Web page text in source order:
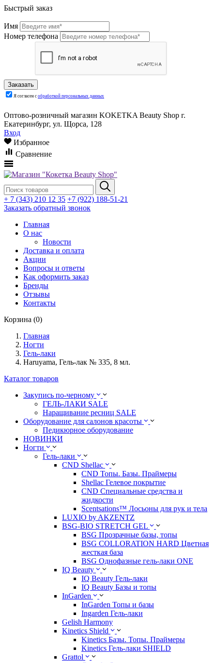
Быстрый заказ
Имя
Номер телефона
Я согласен с обработкой персональных данных
Оптово-розничный магазин KOKETKA Beauty Shop г.
Екатеринбург, ул. Щорса, 128
Вход
Избранное
Сравнение
+ 7 (343) 210 12 35 +7 (922) 188-51-21
Заказать обратный звонок
Главная
О нас
Новости
Доставка и оплата
Акции
Вопросы и ответы
Как оформить заказ
Бренды
Отзывы
Контакты
Корзина (0)
Главная
Ногти
Гель-лаки
Haruyama, Гель-лак № 335, 8 мл.
Каталог товаров
Закупись по-черному
ГЕЛЬ-ЛАКИ SALE
Наращивание ресниц SALE
Оборудование для салонов красоты
Педикюрное оборудование
НОВИНКИ
Ногти
Гель-лаки
CND Shellac
CND Топы. Базы. Праймеры
Shellac Гелевое покрытие
CND Специальные средства и
жидкости
Scentsations™ Лосьоны для рук и тела
LUXIO by AKZENTZ
BSG-BIO STRETCH GEL
BSG Прозрачные базы, топы
BSG COLLORATION HARD Цветная
жесткая база
BSG Однофазные гель-лаки ONE
IQ Beauty
IQ Beauty Гель-лаки
IQ Beauty Базы и топы
InGarden
InGarden Топы и базы
Ingarden Гель-лаки
Gelish Harmony
Kinetics Shield
Kinetics Базы. Топы. Праймеры
Kinetics Гель-лаки SHIELD
Grattol